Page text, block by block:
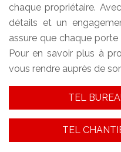
chaque propriétaire.
détails et un
assure que chaque
Pour en savoir plus à
vous rendre auprès de
TEL
TEL